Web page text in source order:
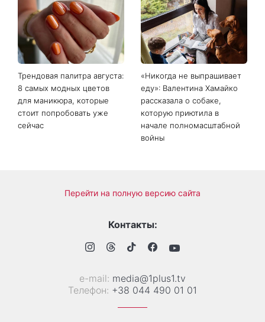
Трендовая палитра августа:
8 самых модных цветов
для маникюра, которые
стоит попробовать уже
сейчас
«Никогда не выпрашивает
еду»: Валентина Хамайко
рассказала о собаке,
которую приютила в
начале полномасштабной
войны
Перейти на полную версию сайта
Контакты:
е-mail: media@1plus1.tv
Телефон: +38 044 490 01 01